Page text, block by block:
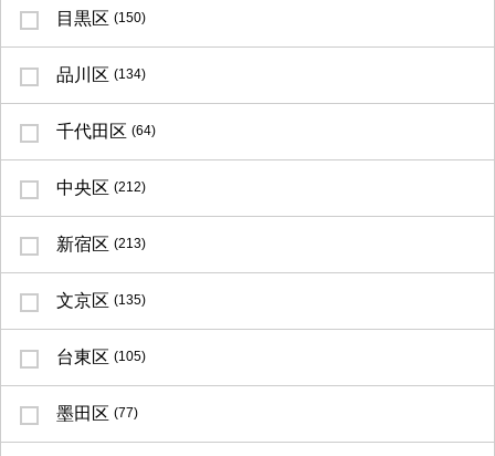
目黒区 (150)
品川区 (134)
千代田区 (64)
中央区 (212)
新宿区 (213)
文京区 (135)
台東区 (105)
墨田区 (77)